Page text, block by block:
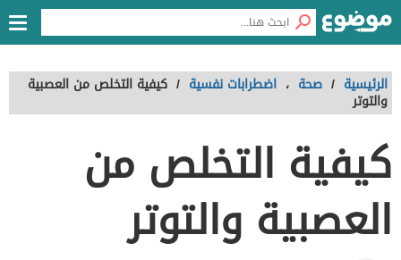
الرئيسية / صحة ، اضطرابات نفسية / كيفية التخلص من العصبية
والتوتر
كيفية التخلص من
العصبية والتوتر